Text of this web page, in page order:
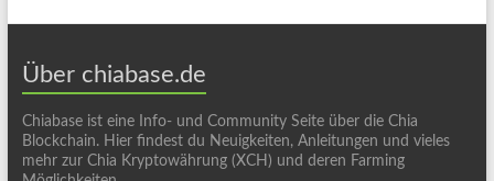
Über chiabase.de
Chiabase ist eine Info- und Community Seite über die Chia
Blockchain. Hier findest du Neuigkeiten, Anleitungen und vieles
mehr zur Chia Kryptowährung (XCH) und deren Farming